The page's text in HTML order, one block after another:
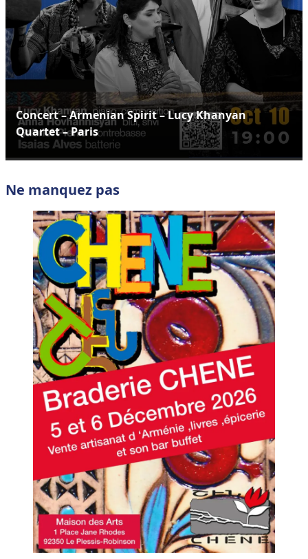
Concert – Armenian Spirit – Lucy Khanyan
Quartet – Paris
Ne manquez pas